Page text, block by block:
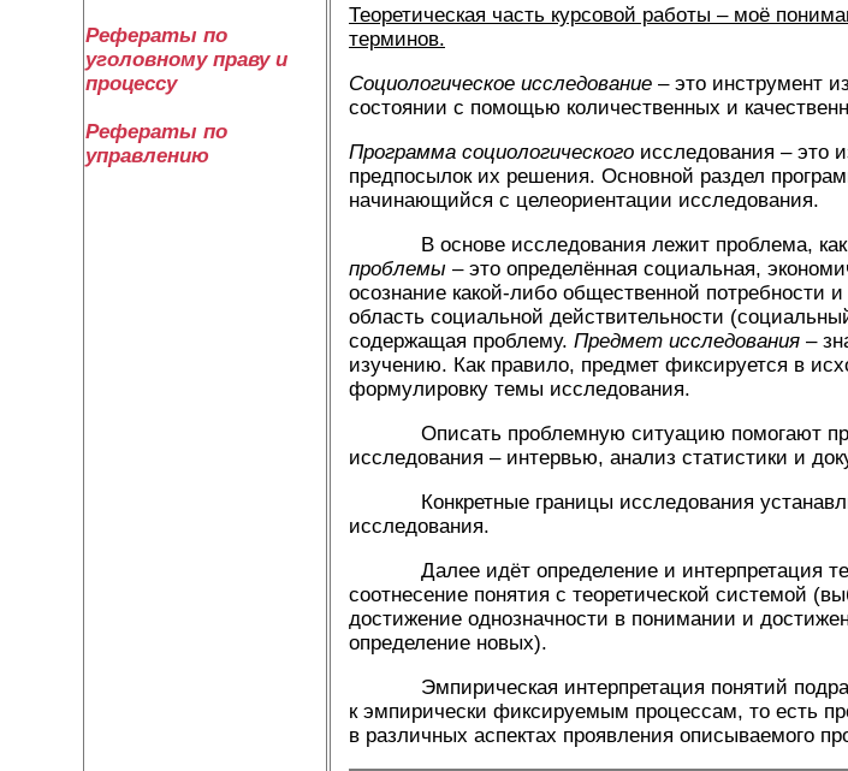
Рефераты по
уголовному праву и
процессу
Рефераты по
управлению
Теоретическая часть курсовой работы – моё
терминов.
Социологическое исследование – это инструмент
состоянии с помощью количественных и
Программа социологического исследования – это
предпосылок их решения. Основной раздел
начинающийся с целеориентации исследования.
В основе исследования лежит проблема, как
проблемы – это определённая социальная,
осознание какой-либо общественной потребности
область социальной действительности
содержащая проблему. Предмет исследования –
изучению. Как правило, предмет фиксируется в
формулировку темы исследования.
Описать проблемную ситуацию помогают
исследования – интервью, анализ статистики и
Конкретные границы исследования
исследования.
Далее идёт определение и интерпретация
соотнесение понятия с теоретической системой
достижение однозначности в понимании и
определение новых).
Эмпирическая интерпретация понятий
к эмпирически фиксируемым процессам, то есть
в различных аспектах проявления описываемого